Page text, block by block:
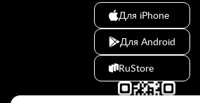
Для iPhone
Для Android
RuStore